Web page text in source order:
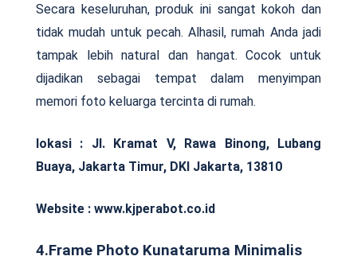
Secara keseluruhan, produk ini sangat kokoh dan
tidak mudah untuk pecah. Alhasil, rumah Anda jadi
tampak lebih natural dan hangat. Cocok untuk
dijadikan sebagai tempat dalam menyimpan
memori foto keluarga tercinta di rumah.
lokasi : Jl. Kramat V, Rawa Binong, Lubang
Buaya, Jakarta Timur, DKI Jakarta, 13810
Website : www.kjperabot.co.id
4.Frame Photo Kunataruma Minimalis